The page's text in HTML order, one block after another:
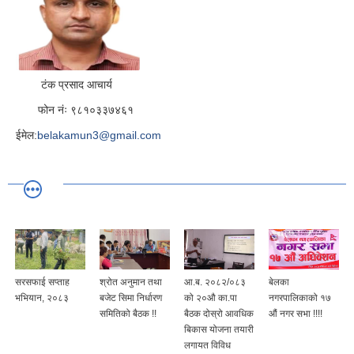
टंक प्रसाद आचार्य
फोन नंः ९८१०३३७४६१
ईमेल:belakamun3@gmail.com
सरसफाई सप्ताह
भभियान, २०८३
श्रोत अनुमान तथा
बजेट सिमा निर्धारण
समितिको बैठक !!
आ.ब. २०८२/०८३
को २०औ का.पा
बैठक दोस्रो आवधिक
बिकास योजना तयारी
लगायत विविध
बेलका
नगरपालिकाको १७
औं नगर सभा !!!!